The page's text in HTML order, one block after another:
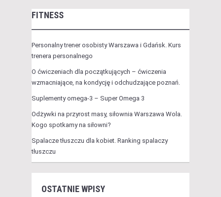
FITNESS
Personalny trener osobisty Warszawa i Gdańsk. Kurs
trenera personalnego
O ćwiczeniach dla początkujących – ćwiczenia
wzmacniające, na kondycję i odchudzające poznań.
Suplementy omega-3 – Super Omega 3
Odżywki na przyrost masy, siłownia Warszawa Wola.
Kogo spotkamy na siłowni?
Spalacze tłuszczu dla kobiet. Ranking spalaczy
tłuszczu
OSTATNIE WPISY